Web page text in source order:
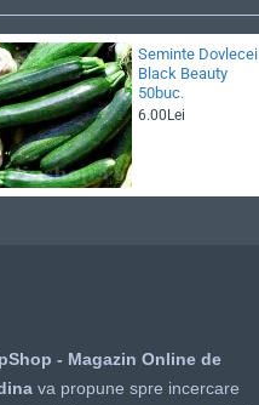
Seminte Dovlecei
Black Beauty
50buc.
6.00Lei
- Magazin Online de
va propune spre incercare